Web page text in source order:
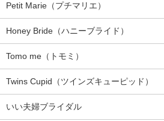
Petit Marie（プチマリエ）
Honey Bride（ハニーブライド）
Tomo me（トモミ）
Twins Cupid（ツインズキューピッド）
いい夫婦ブライダル